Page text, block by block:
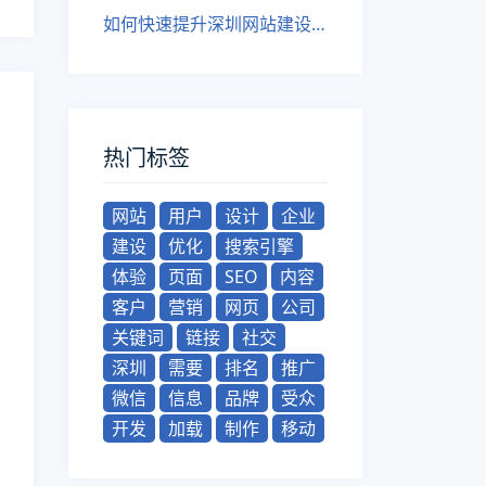
如何快速提升深圳网站建设的SEO优化效果？
热门标签
网站 用户 设计
企业
建设
优化
搜索引擎
体验
页面 SEO
内容
客户
营销 网页
公司
关键词
链接
社交
深圳
需要 排名
推广
微信
信息 品牌
受众
开发
加载 制作 移动